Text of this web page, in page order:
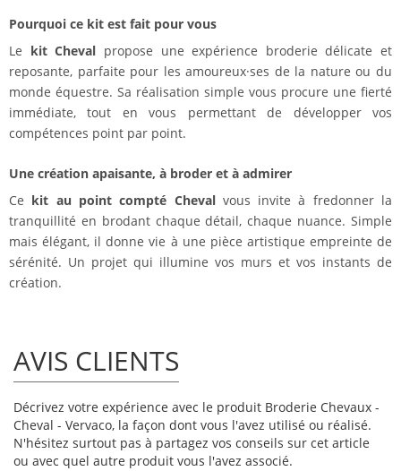
Pourquoi ce kit est fait pour vous
Le kit Cheval propose une expérience broderie délicate et
reposante, parfaite pour les amoureux·ses de la nature ou du
monde équestre. Sa réalisation simple vous procure une fierté
immédiate, tout en vous permettant de développer vos
compétences point par point.
Une création apaisante, à broder et à admirer
Ce kit au point compté Chevalvous invite à fredonner la
tranquillité en brodant chaque détail, chaque nuance. Simple
mais élégant, il donne vie à une pièce artistique empreinte de
sérénité. Un projet qui illumine vos murs et vos instants de
création.
AVIS CLIENTS
Décrivez votre expérience avec le produit Broderie Chevaux -
Cheval - Vervaco, la façon dont vous l'avez utilisé ou réalisé.
N'hésitez surtout pas à partagez vos conseils sur cet article
ou avec quel autre produit vous l'avez associé.